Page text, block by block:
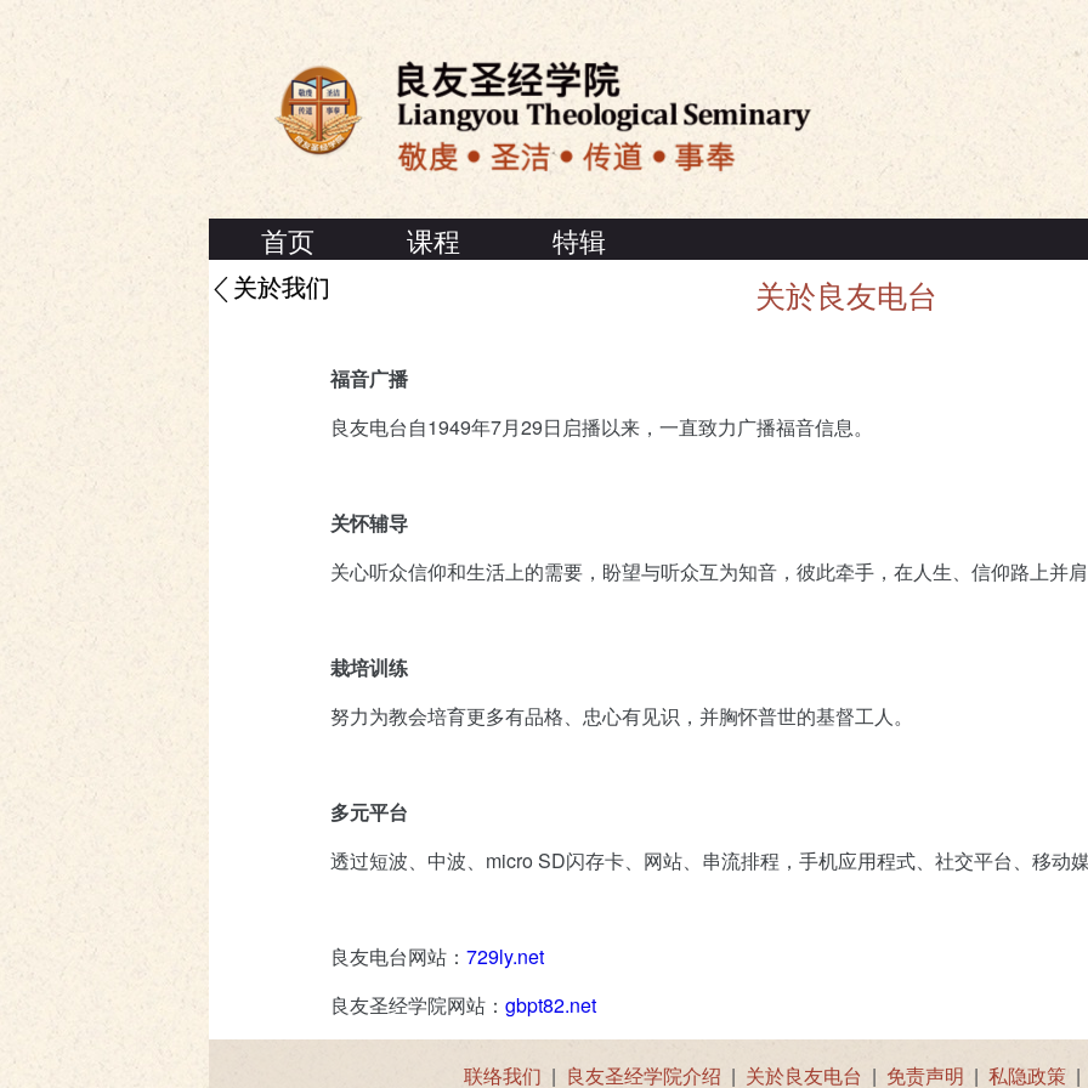
首页 课程 特辑
关於我们 关於良友电台
福音广播
良友电台自1949年7月29日启播以来，一直致力广播福音信息。
关怀辅导
关心听众信仰和生活上的需要，盼望与听众互为知音，彼此牵手，在人生、信仰路上并
栽培训练
努力为教会培育更多有品格、忠心有见识，并胸怀普世的基督工人。
多元平台
透过短波、中波、micro SD闪存卡、网站、串流排程，手机应用程式、社交平台、移动
良友电台网站： 729ly.net
良友圣经学院网站： gbpt82.net
联络我们 | 良友圣经学院介绍 | 关於良友电台 | 免责声明 | 私隐政策